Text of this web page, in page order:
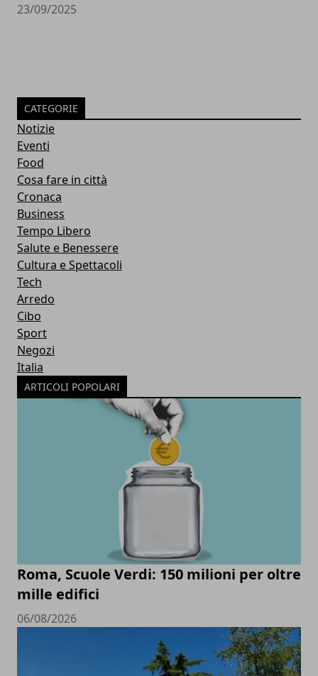
23/09/2025
CATEGORIE
Notizie
Eventi
Food
Cosa fare in città
Cronaca
Business
Tempo Libero
Salute e Benessere
Cultura e Spettacoli
Tech
Arredo
Cibo
Sport
Negozi
Italia
ARTICOLI POPOLARI
Roma, Scuole Verdi: 150 milioni per oltre
mille edifici
06/08/2026